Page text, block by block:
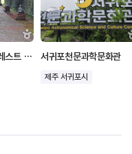
제주조각공원(포레스트 판타지아) 서귀포천문과학문화관
제주 서귀포시